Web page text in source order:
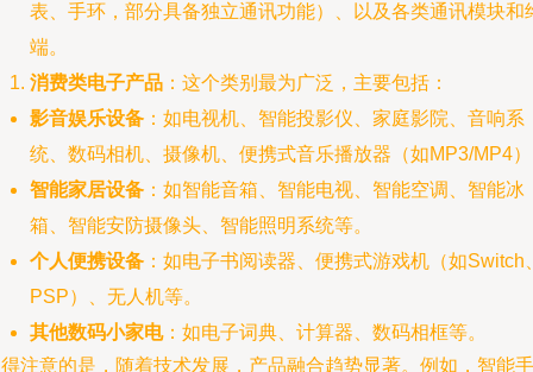
表、手环，部分具备独立通讯功能）、以及各类通讯模块和
端。
消费类电子产品 ：这个类别最为广泛，主要包括：
影音娱乐设备 ：如电视机、智能投影仪、家庭影院、音响系
统、数码相机、摄像机、便携式音乐播放器（如MP3/MP4
智能家居设备 ：如智能音箱、智能电视、智能空调、智能冰
箱、智能安防摄像头、智能照明系统等。
个人便携设备 ：如电子书阅读器、便携式游戏机（如Switch
PSP）、无人机等。
其他数码小家电：如电子词典、计算器、数码相框等。
注意的是，随着技术发展，产品融合趋势显著。例如，智能手